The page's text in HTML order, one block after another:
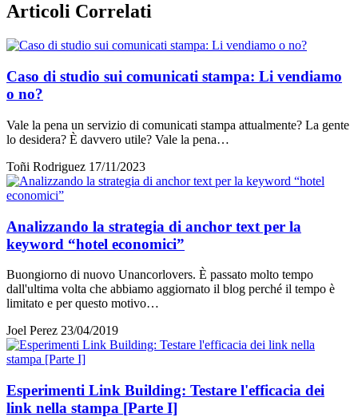
Articoli Correlati
Caso di studio sui comunicati stampa: Li vendiamo
o no?
Vale la pena un servizio di comunicati stampa attualmente? La gente
lo desidera? È davvero utile? Vale la pena…
Toñi Rodriguez 17/11/2023
Analizzando la strategia di anchor text per la
keyword “hotel economici”
Buongiorno di nuovo Unancorlovers. È passato molto tempo
dall'ultima volta che abbiamo aggiornato il blog perché il tempo è
limitato e per questo motivo…
Joel Perez 23/04/2019
Esperimenti Link Building: Testare l'efficacia dei
link nella stampa [Parte I]